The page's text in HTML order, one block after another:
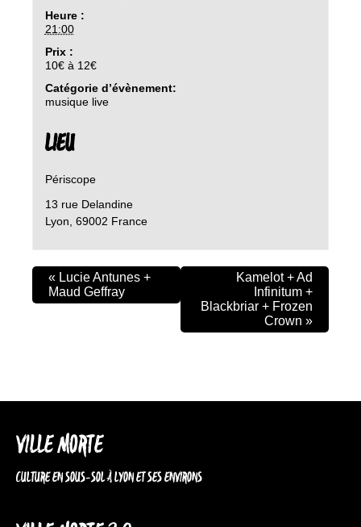
Heure :
21:00
Prix :
10€ à 12€
Catégorie d’évènement:
musique live
LIEU
Périscope
13 rue Delandine
Lyon 69002 France
« Lucie Antunes +
Maud Geffray
Kamelot + Ad
Infinitum +
Blackbriar + Frozen
Crown »
VILLE MORTE
CULTURE EN SOUS-SOL À LYON ET SES ENVIRONS